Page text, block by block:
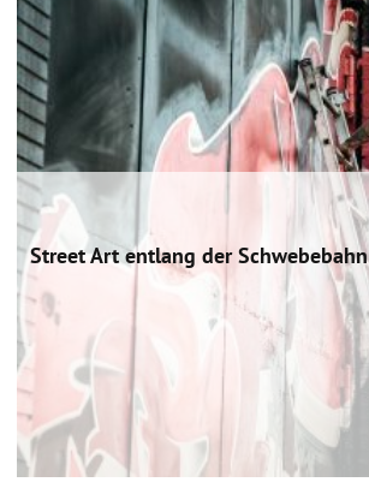
Street Art entlang der Schwebebahn